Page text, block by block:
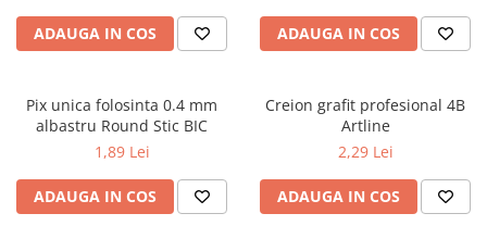
Accesorii geometrie și matematică
Rigle și Echere
Compasuri
Truse geometrie
Socotitori și bețisoare pentru
numărat
Ghiozdane și rucsacuri
ADAUGA IN COS ADAUGA IN COS
Pix unica folosinta 0.4 mm
albastru Round Stic BIC
1,89 Lei
ADAUGA IN COS
Creion grafit profesional 4B
Artline
2,29 Lei
ADAUGA IN COS